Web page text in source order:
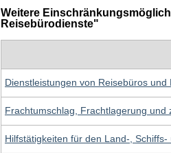
Weitere
Reisebürodienste"
Dienstleistungen von Reisebüros
Frachtumschlag, Frachtlagerung und
Hilfstätigkeiten für den Land-,